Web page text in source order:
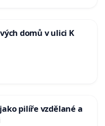
domů v ulici K
pilíře vzdělané a